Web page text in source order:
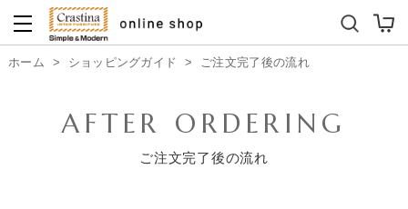
ダイニングテーブルセット
ホーム > ショッピングガイド > ご注文完了後の流れ
AFTER ORDERING
ご注文完了後の流れ